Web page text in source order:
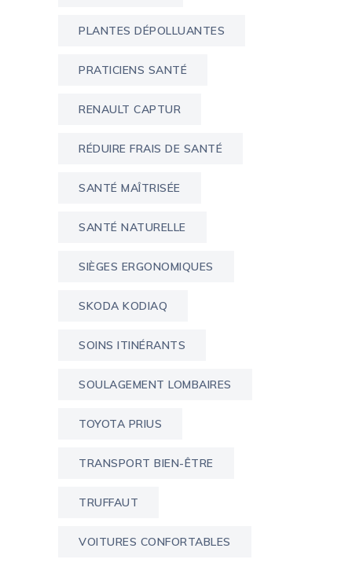
PLANTES DÉPOLLUANTES
PRATICIENS SANTÉ
RENAULT CAPTUR
RÉDUIRE FRAIS DE SANTÉ
SANTÉ MAÎTRISÉE
SANTÉ NATURELLE
SIÈGES ERGONOMIQUES
SKODA KODIAQ
SOINS ITINÉRANTS
SOULAGEMENT LOMBAIRES
TOYOTA PRIUS
TRANSPORT BIEN-ÊTRE
TRUFFAUT
VOITURES CONFORTABLES